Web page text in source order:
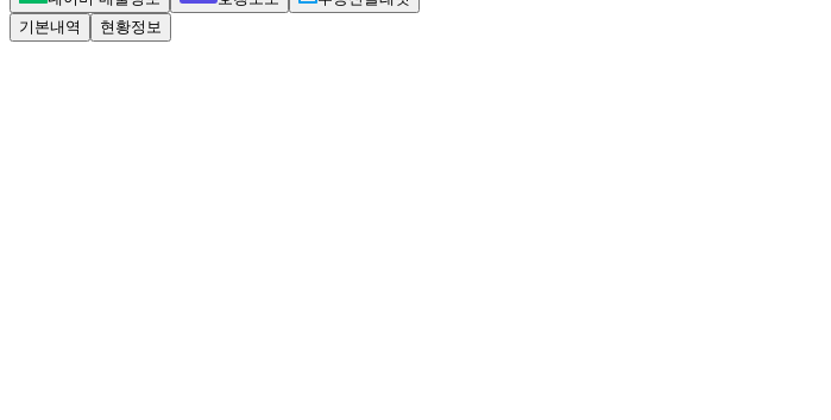
기본내역
현황정보